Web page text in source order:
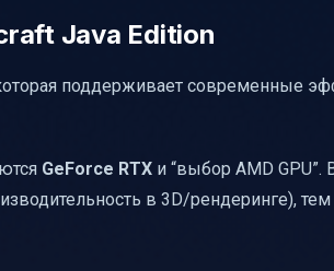
Java Edition
поддерживает современные
GeForce RTX и “выбор AMD GPU”.
в 3D/рендеринге), тем